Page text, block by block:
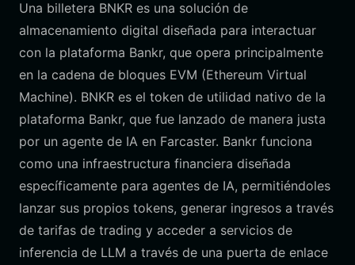
Una billetera BNKR es una solución de
almacenamiento digital diseñada para interactuar
con la plataforma Bankr, que opera principalmente
en la cadena de bloques EVM (Ethereum Virtual
Machine). BNKR es el token de utilidad nativo de la
plataforma Bankr, que fue lanzado de manera justa
por un agente de IA en Farcaster. Bankr funciona
como una infraestructura financiera diseñada
específicamente para agentes de IA, permitiéndoles
lanzar sus propios tokens, generar ingresos a través
de tarifas de trading y acceder a servicios de
inferencia de LLM a través de una puerta de enlace